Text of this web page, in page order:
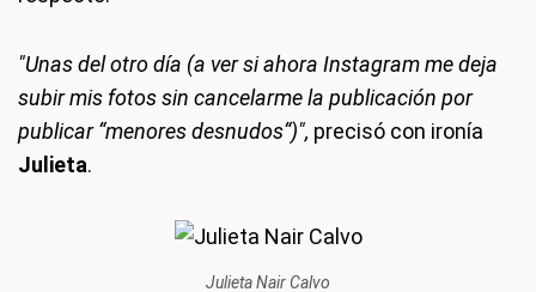
"Unas del otro día (a ver si ahora Instagram me deja
subir mis fotos sin cancelarme la publicación por
publicar “menores desnudos“)", precisó con ironía
Julieta.
Julieta Nair Calvo